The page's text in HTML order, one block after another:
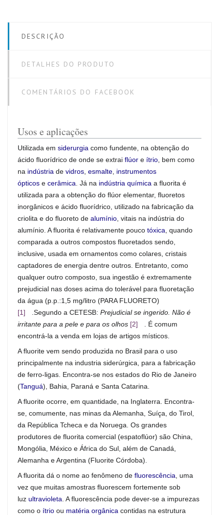
DESCRIÇÃO
DETALHES DO PRODUTO
COMENTÁRIOS DO FACEBOOK
Usos e aplicações
Utilizada em siderurgia como fundente, na obtenção do
ácido fluorídrico de onde se extrai flúor e ítrio , bem como
na indústria de vidros esmalte instrumentos
ópticos e cerâmica . Já na indústria química a fluorita é
utilizada para a obtenção do flúor elementar, fluoretos
inorgânicos e ácido fluorídrico, utilizado na fabricação da
criolita e do fluoreto de alumínio , vitais na indústria do
alumínio. A fluorita é relativamente pouco tóxica , quando
comparada a outros compostos fluoretados sendo,
inclusive, usada em ornamentos como colares, cristais
captadores de energia dentre outros. Entretanto, como
qualquer outro composto, sua ingestão é extremamente
prejudicial nas doses acima do tolerável para fluoretação
da água (p.p.:1,5 mg/litro (PARA FLUORETO)
[1]
.Segundo a CETESB: Prejudicial se ingerido. Não é
irritante para a pele e para os olhos [2]
. É comum
encontrá-la a venda em lojas de artigos místicos.
A fluorite vem sendo produzida no Brasil para o uso
principalmente na industria siderúrgica, para a fabricação
de ferro-ligas. Encontra-se nos estados do Rio de Janeiro
(Tanguá), Bahia, Paraná e Santa Catarina.
A fluorite ocorre, em quantidade, na Inglaterra. Encontra-
se, comumente, nas minas da Alemanha, Suíça, do Tirol,
da República Tcheca e da Noruega. Os grandes
produtores de fluorita comercial (espatoflúor) são China,
Mongólia, México e África do Sul, além de Canadá,
Alemanha e Argentina (Fluorite Córdoba).
A fluorita dá o nome ao fenômeno de fluorescência , uma
vez que muitas amostras fluorescem fortemente sob
luz ultravioleta . A fluorescência pode dever-se a impurezas
como o ítrio ou matéria orgânica contidas na estrutura